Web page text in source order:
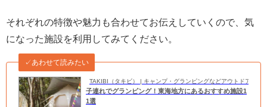
それぞれの特徴や魅力も合わせてお伝えしていくので、気
になった施設を利用してみてください。
TAKIBI（タキビ） | キャンプ・グランピングなどアウトドアの総
✓あわせて読みたい
子連れでグランピング！東海地方にあるおすすめ施設1
1選